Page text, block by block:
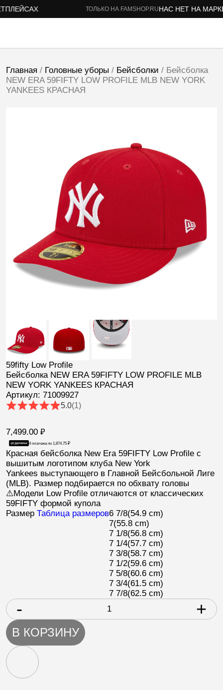
ТОЛЬКО НА FAMSHOP.RUНАС НЕТ НА
Главная / Головные уборы / Бейсболки / Бейсболка
NEW ERA 59FIFTY LOW PROFILE MLB NEW YORK
YANKEES КРАСНАЯ
59fifty Low Profile
Бейсболка NEW ERA 59FIFTY LOW PROFILE MLB
NEW YORK YANKEES КРАСНАЯ
Артикул: 71009927
5.0(1)
7,499.00 ₽
4 платежа по 1,874.75 ₽
Красная бейсболка New Era 59FIFTY Low Profileс
вышитым логотипом клуба New York
Yankees выступающего в Главной Бейсбольной Лиге
(MLB). Размер подбирается по обхвату головы
⚠️Модели Low Profile отличаются от классических
59FIFTY формой купола
Размер Таблица размеров6 7/8(54.9 cm)
7(55.8 cm)
7 1/8(56.8 cm)
7 1/4(57.7 cm)
7 3/8(58.7 cm)
7 1/2(59.6 cm)
7 5/8(60.6 cm)
7 3/4(61.5 cm)
7 7/8(62.5 cm)
- +
В КОРЗИНУ